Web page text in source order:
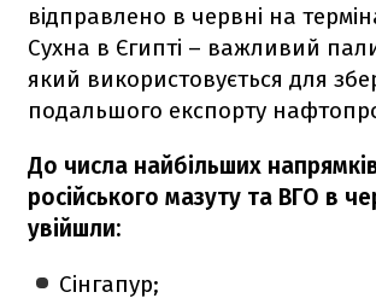
відправлено в червні на
Сухна в Єгипті – важливий
який використовується для
подальшого експорту
До числа найбільших
російського мазуту та ВГО в
увійшли:
Сінгапур;